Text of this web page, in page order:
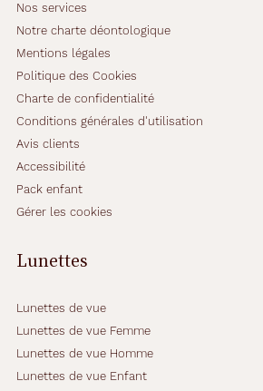
Nos services
Notre charte déontologique
Mentions légales
Politique des Cookies
Charte de confidentialité
Conditions générales d'utilisation
Avis clients
Accessibilité
Pack enfant
Gérer les cookies
Lunettes
Lunettes de vue
Lunettes de vue Femme
Lunettes de vue Homme
Lunettes de vue Enfant